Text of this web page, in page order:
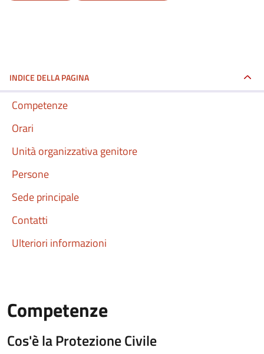
INDICE DELLA PAGINA
Competenze
Orari
Unità organizzativa genitore
Persone
Sede principale
Contatti
Ulteriori informazioni
Competenze
Cos'è la Protezione Civile